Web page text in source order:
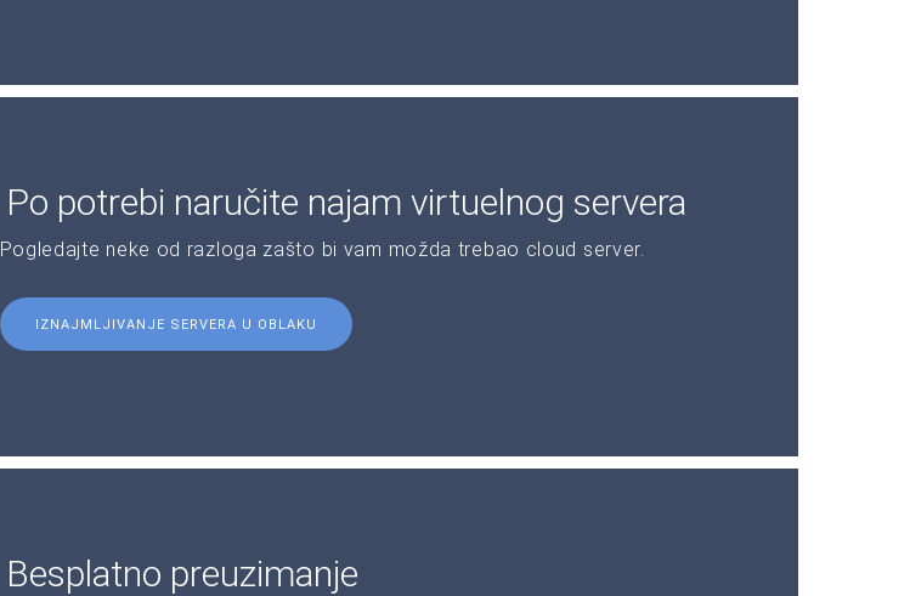
Po potrebi naručite najam virtuelnog servera
Pogledajte neke od razloga zašto bi vam možda trebao cloud server.
IZNAJMLJIVANJE SERVERA U OBLAKU
Besplatno preuzimanje